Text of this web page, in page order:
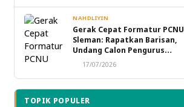
NAHDLIYIN
Gerak Cepat Formatur PCNU
Sleman: Rapatkan Barisan,
Undang Calon Pengurus
Taaruf Malam Ini
17/07/2026
TOPIK POPULER